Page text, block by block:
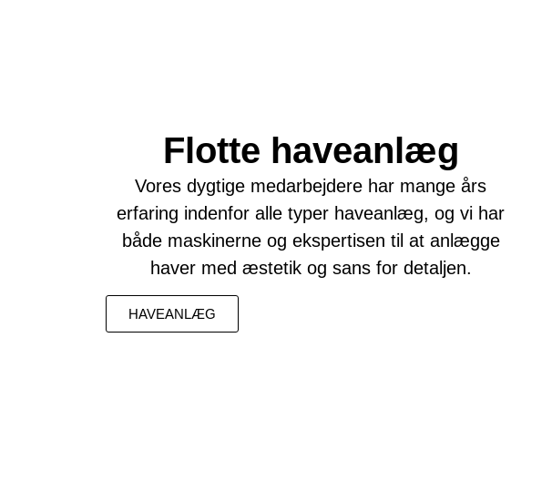
Flotte haveanlæg
Vores dygtige medarbejdere har mange års
erfaring indenfor alle typer haveanlæg, og vi har
både maskinerne og ekspertisen til at anlægge
haver med æstetik og sans for detaljen.
HAVEANLÆG